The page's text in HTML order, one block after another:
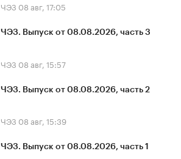
ЧЭЗ 08 авг, 17:05
ЧЭЗ. Выпуск от 08.08.2026, часть 3
ЧЭЗ 08 авг, 15:57
ЧЭЗ. Выпуск от 08.08.2026, часть 2
ЧЭЗ 08 авг, 15:39
ЧЭЗ. Выпуск от 08.08.2026, часть 1